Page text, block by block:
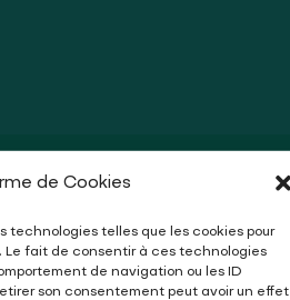
de Cookies
technologies telles que les cookies pour
fait de consentir à ces technologies
de navigation ou les ID
son consentement peut avoir un effet